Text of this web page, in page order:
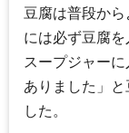
豆腐は普段か
には必ず豆腐
スープジャー
ありました」
した。